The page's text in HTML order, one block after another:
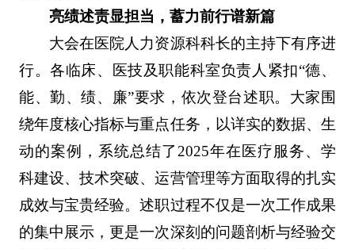
亮绩述责显担当，蓄力前行谱新篇
大会在医院人力资源科科长的主持下有序进
行。各临床、医技及职能科室负责人紧扣“德、
能、勤、绩、廉”要求，依次登台述职。大家围
绕年度核心指标与重点任务，以详实的数据、生
动的案例，系统总结了2025年在医疗服务、学
科建设、技术突破、运营管理等方面取得的扎实
成效与宝贵经验。述职过程不仅是一次工作成果
的集中展示，更是一次深刻的问题剖析与经验交